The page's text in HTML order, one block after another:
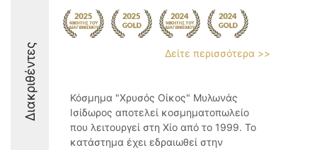
Διακριθέντες Δείτε περισσότερα >>
Κόσμημα "Χρυσός Οίκος" Μυλωνάς
Ισίδωρος αποτελεί κοσμηματοπωλείο
που λειτουργεί στη Χίο από το 1999. Το
κατάστημα έχει εδραιωθεί στην